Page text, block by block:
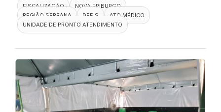
FISCALIZAÇÃO
NOVA FRIBURGO
REGIÃO SERRANA
DEFIS
ATO MÉDICO
UNIDADE DE PRONTO ATENDIMENTO